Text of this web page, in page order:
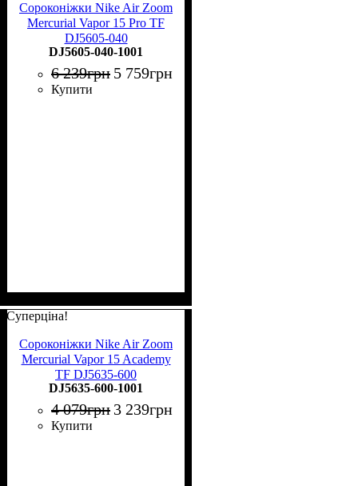
Сороконіжки Nike Air Zoom
Mercurial Vapor 15 Pro TF
DJ5605-040
DJ5605-040-1001
6 239грн 5 759грн
Купити
Суперціна!
Сороконіжки Nike Air Zoom
Mercurial Vapor 15 Academy
TF DJ5635-600
DJ5635-600-1001
4 079грн 3 239грн
Купити